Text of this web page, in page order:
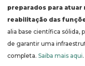
preparados para atuar
reabilitação das
alia base científica sólida,
de garantir uma
completa. Saiba mais aqui.